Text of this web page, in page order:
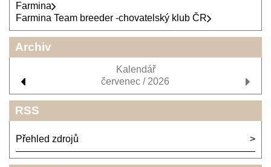
Farmina
Farmina Team breeder -chovatelský klub ČR
Archiv
Kalendář
červenec / 2026
RSS
Přehled zdrojů